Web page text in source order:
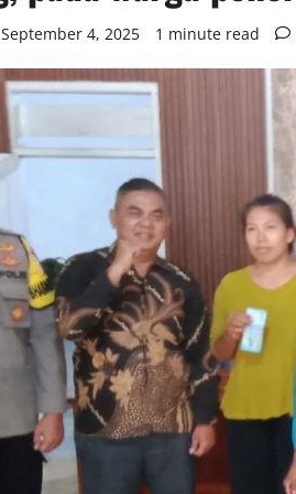
September 4, 2025 1 minute read